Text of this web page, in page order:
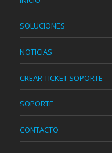
SOLUCIONES
NOTICIAS
CREAR TICKET SOPORTE
SOPORTE
CONTACTO